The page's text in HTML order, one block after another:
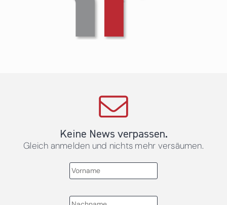
Keine News verpassen.
Gleich anmelden und nichts mehr versäumen.